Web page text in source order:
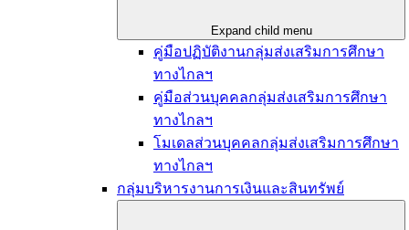
Expand child menu
คู่มือปฏิบัติงานกลุ่มส่งเสริมการศึกษา
ทางไกลฯ
คู่มือส่วนบุคคลกลุ่มส่งเสริมการศึกษา
ทางไกลฯ
โมเดลส่วนบุคคลกลุ่มส่งเสริมการศึกษา
ทางไกลฯ
กลุ่มบริหารงานการเงินและสินทรัพย์